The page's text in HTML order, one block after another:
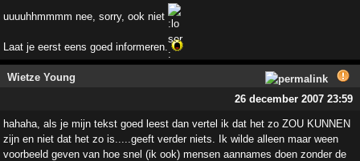
uuuuhhmmmm nee, sorry, ook niet
Laat je eerst eens goed informeren.
Wietze Young
26 december 2007 23:59
hahaha, als je mijn tekst goed leest dan vertel ik dat het zo ZOU KUNNEN
zijn en niet dat het zo is.....geeft verder niets. Ik wilde alleen maar ween
voorbeeld geven van hoe snel (ik ook) mensen aannames doen zonder de